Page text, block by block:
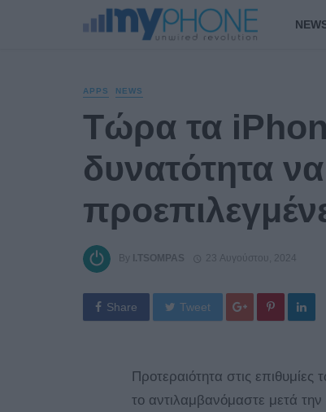
APPS NEWS
Τώρα τα
δυνατότητα
By I.TSOMPAS 23 Αυγούστου, 2024
Share Tweet
Προτεραιότητα στις
το αντιλαμβανόμαστε μετά